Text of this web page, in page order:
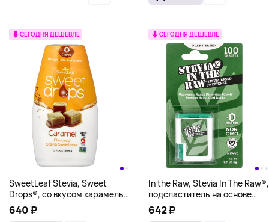
СЕГОДНЯ ДЕШЕВЛЕ
SweetLeaf Stevia, Sweet
Drops®, со вкусом карамель,
50 мл (1,7 жидк. унции)
640 ₽
СЕГОДНЯ ДЕШЕВЛЕ
In the Raw, Stevia In The Raw®,
подсластитель на основе
стевии, 100 таблеток, 6 г
(0,21 унции)
642 ₽